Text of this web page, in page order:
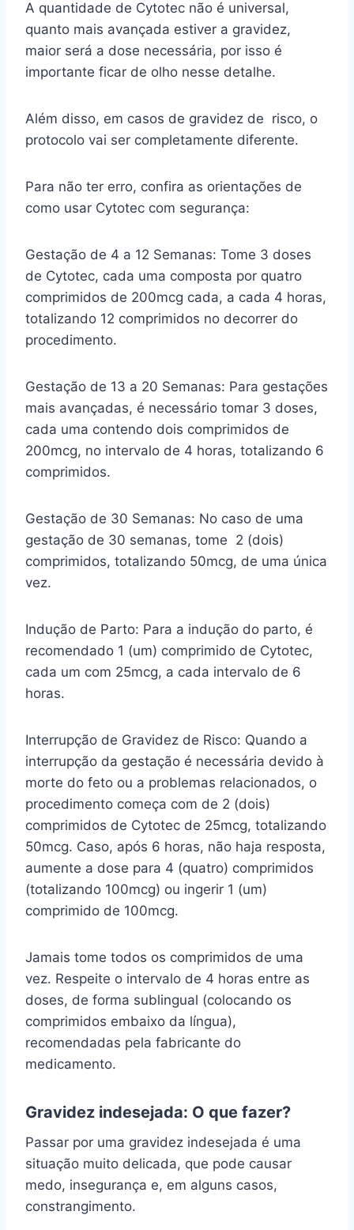
A quantidade de Cytotec não é universal,
quanto mais avançada estiver a gravidez,
maior será a dose necessária, por isso é
importante ficar de olho nesse detalhe.
Além disso, em casos de gravidez de risco, o
protocolo vai ser completamente diferente.
Para não ter erro, confira as orientações de
como usar Cytotec com segurança:
Gestação de 4 a 12 Semanas: Tome 3 doses
de Cytotec, cada uma composta por quatro
comprimidos de 200mcg cada, a cada 4 horas,
totalizando 12 comprimidos no decorrer do
procedimento.
Gestação de 13 a 20 Semanas: Para gestações
mais avançadas, é necessário tomar 3 doses,
cada uma contendo dois comprimidos de
200mcg, no intervalo de 4 horas, totalizando 6
comprimidos.
Gestação de 30 Semanas: No caso de uma
gestação de 30 semanas, tome 2 (dois)
comprimidos, totalizando 50mcg, de uma única
vez.
Indução de Parto: Para a indução do parto, é
recomendado 1 (um) comprimido de Cytotec,
cada um com 25mcg, a cada intervalo de 6
horas.
Interrupção de Gravidez de Risco: Quando a
interrupção da gestação é necessária devido à
morte do feto ou a problemas relacionados, o
procedimento começa com de 2 (dois)
comprimidos de Cytotec de 25mcg, totalizando
50mcg. Caso, após 6 horas, não haja resposta,
aumente a dose para 4 (quatro) comprimidos
(totalizando 100mcg) ou ingerir 1 (um)
comprimido de 100mcg.
Jamais tome todos os comprimidos de uma
vez. Respeite o intervalo de 4 horas entre as
doses, de forma sublingual (colocando os
comprimidos embaixo da língua),
recomendadas pela fabricante do
medicamento.
Gravidez indesejada: O que fazer?
Passar por uma gravidez indesejada é uma
situação muito delicada, que pode causar
medo, insegurança e, em alguns casos,
constrangimento.